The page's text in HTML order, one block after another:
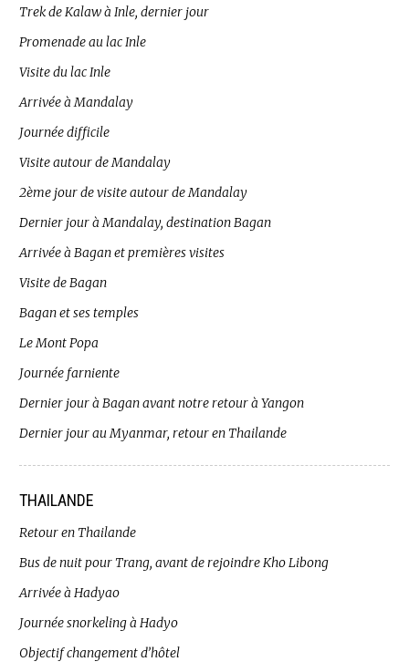
Trek de Kalaw à Inle, dernier jour
Promenade au lac Inle
Visite du lac Inle
Arrivée à Mandalay
Journée difficile
Visite autour de Mandalay
2ème jour de visite autour de Mandalay
Dernier jour à Mandalay, destination Bagan
Arrivée à Bagan et premières visites
Visite de Bagan
Bagan et ses temples
Le Mont Popa
Journée farniente
Dernier jour à Bagan avant notre retour à Yangon
Dernier jour au Myanmar, retour en Thailande
THAILANDE
Retour en Thailande
Bus de nuit pour Trang, avant de rejoindre Kho Libong
Arrivée à Hadyao
Journée snorkeling à Hadyo
Objectif changement d’hôtel